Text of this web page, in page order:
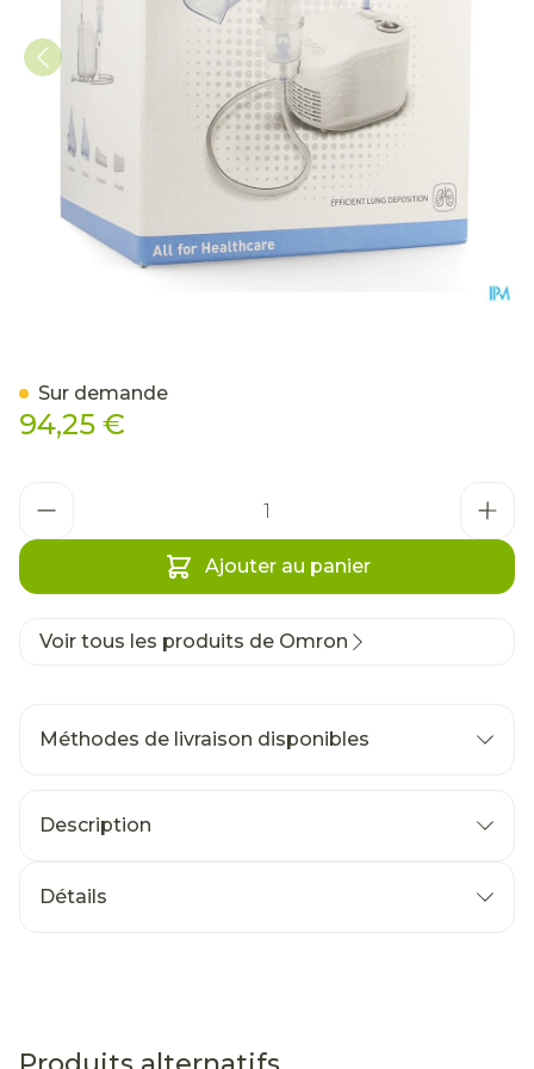
94,25 €
Ajouter au panier
Sur demande
Voir tous les produits de Omron
Méthodes de livraison disponibles
Description
Détails